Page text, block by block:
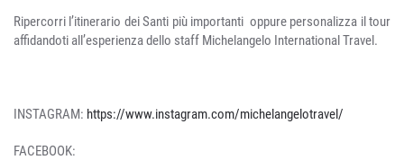
Ripercorri l’itinerario dei Santi più importanti oppure personalizza il tour
affidandoti all’esperienza dello staff Michelangelo International Travel.
INSTAGRAM: https://www.instagram.com/michelangelotravel/
FACEBOOK: